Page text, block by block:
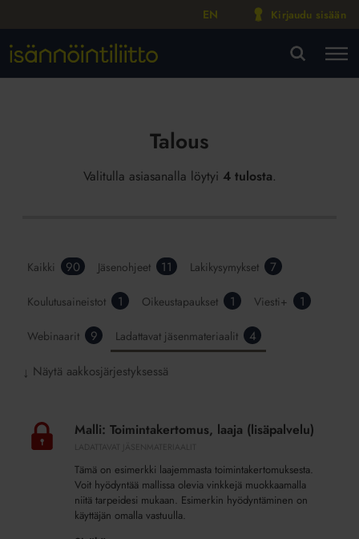
EN Kirjaudu sisään
Talous
Valitulla asiasanalla löytyi 4 tulosta.
Kaikki 90 Jäsenohjeet 11 Lakikysymykset 7
Koulutusaineistot 1 Oikeustapaukset 1 Viesti+ 1
Webinaarit 9 Ladattavat jäsenmateriaalit 4
↓ Näytä aakkosjärjestyksessä
Toimintakertomus,
laaja
Malli: Toimintakertomus, laaja (lisäpalvelu)
Tämä on esimerkki laajemmasta toimintakertomuksesta.
Voit hyödyntää mallissa olevia vinkkejä muokkaamalla
niitä tarpeidesi mukaan. Esimerkin hyödyntäminen on
käyttäjän omalla vastuulla.